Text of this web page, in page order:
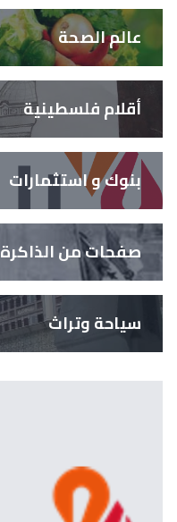
عالم الصحة
أقلام فلسطينية
بنوك و استثمارات
صفحات من الذاكرة
سياحة وتراث